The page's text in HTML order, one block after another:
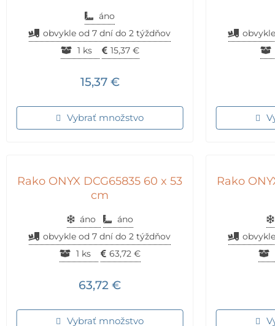
áno
obvykle od 7 dní do 2 týždňov
1 ks
15,37 €
15,37 €
Vybrať množstvo
Rako ONYX DCG65835 60 x 53
cm
áno
áno
obvykle od 7 dní do 2 týždňov
1 ks
63,72 €
63,72 €
Vybrať množstvo
Rako